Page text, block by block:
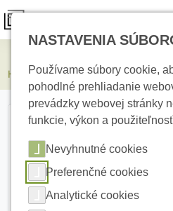
HIKVISION DS-KD-IN Vonkajší
NASTAVENIA
Používame súbory cookie,
pohodlné prehliadanie
prevádzky webovej stránky
funkcie, výkon a
Nevyhnutné cookies
Preferenčné cookies
Analytické cookies